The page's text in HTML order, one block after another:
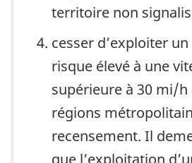
territoire non
cesser d’exploiter
risque élevé à une
supérieure à 30 mi/h
régions
recensement. Il